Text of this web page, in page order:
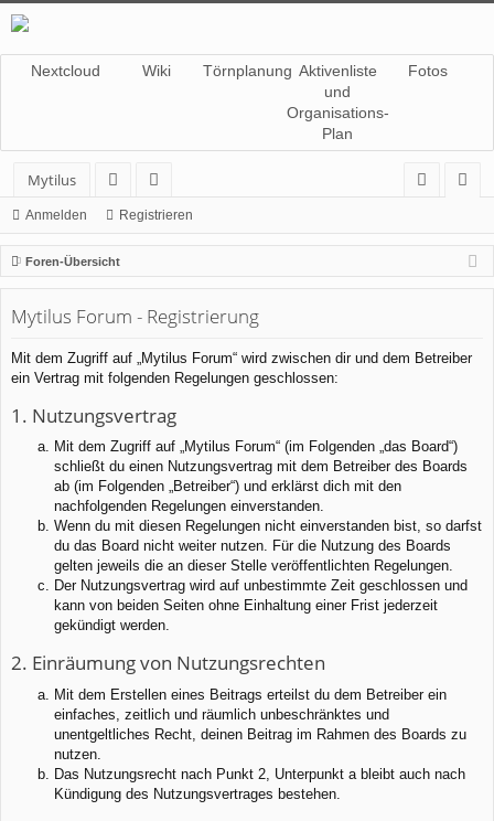
Nextcloud Wiki Törnplanung Aktivenliste
und
Organisations-
Plan
Fotos
Mytilus
or
en
itg
lie
de
r
m
el
n
ist
rie
n
Anmelden Registrieren
Foren-Übersicht
Mytilus Forum - Registrierung
Mit dem Zugriff auf „Mytilus Forum“ wird zwischen dir und dem Betreiber
ein Vertrag mit folgenden Regelungen geschlossen:
1. Nutzungsvertrag
Mit dem Zugriff auf „Mytilus Forum“ (im Folgenden „das Board“)
schließt du einen Nutzungsvertrag mit dem Betreiber des Boards
ab (im Folgenden „Betreiber“) und erklärst dich mit den
nachfolgenden Regelungen einverstanden.
Wenn du mit diesen Regelungen nicht einverstanden bist, so darfst
du das Board nicht weiter nutzen. Für die Nutzung des Boards
gelten jeweils die an dieser Stelle veröffentlichten Regelungen.
Der Nutzungsvertrag wird auf unbestimmte Zeit geschlossen und
kann von beiden Seiten ohne Einhaltung einer Frist jederzeit
gekündigt werden.
2. Einräumung von Nutzungsrechten
Mit dem Erstellen eines Beitrags erteilst du dem Betreiber ein
einfaches, zeitlich und räumlich unbeschränktes und
unentgeltliches Recht, deinen Beitrag im Rahmen des Boards zu
nutzen.
Das Nutzungsrecht nach Punkt 2, Unterpunkt a bleibt auch nach
Kündigung des Nutzungsvertrages bestehen.